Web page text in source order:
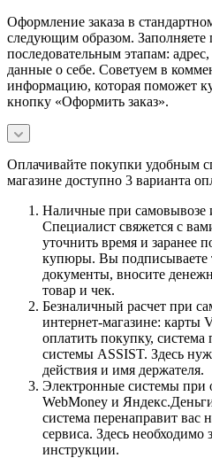
Оформление заказа в
следующим образом.
последовательным этапам:
данные о себе. Советуем в
информацию, которая поможет
кнопку «Оформить заказ».
Оплачивайте покупки удобным
магазине доступно 3 варианта
Наличные при самовывозе
Специалист свяжется с
уточнить время и заранее
купюры. Вы подписываете
документы, вносите
товар и чек.
Безналичный расчет при
интернет-магазине: карты
оплатить покупку, система
системы ASSIST. Здесь
действия и имя держателя.
Электронные системы при
WebMoney и
система перенаправит вас
сервиса. Здесь
инструкции.